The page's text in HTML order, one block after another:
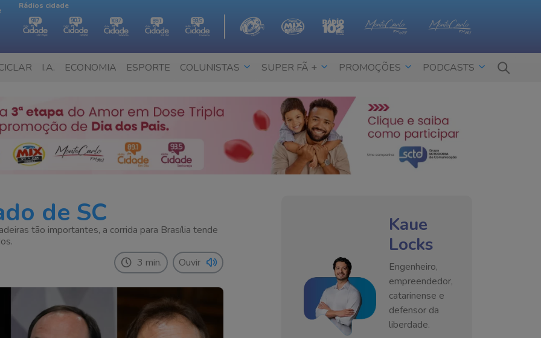
Rádios cidade
I.A. ECONOMIA ESPORTE COLUNISTAS SUPER FÃ + PROMOÇÕES PODCASTS
de SC
tão importantes, a corrida para Brasília tende
3 min.
Ouvir
Kaue
Locks
Engenheiro,
empreendedor,
catarinense e
defensor da
liberdade.